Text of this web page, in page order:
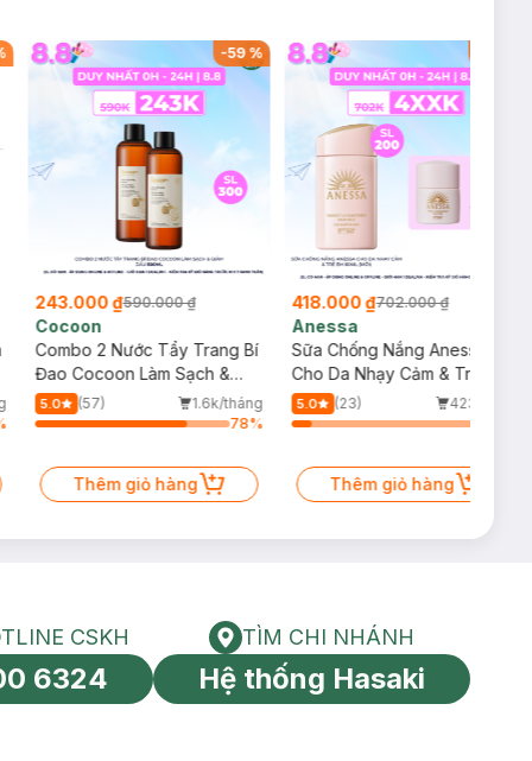
-59%
243.000 ₫590.000 ₫
Cocoon
Combo 2 Nước Tẩy Trang Bí
Đao Cocoon Làm Sạch &
Giảm Dầu 500ml
5.0 (57)
1.6k/tháng
78%
Thêm giỏ hàng
418.000 ₫702.000 ₫
Anessa
Sữa Chống Nắng Anessa
Cho Da Nhạy Cảm & Trẻ Em
60ml (Mới)
5.0 (23)
423/tháng
Thêm giỏ hàng
toàn cầu
HOTLINE CSKH
CSKH
6324
Tìm chi nhánh
TÌM CHI NHÁNH
Hệ thống Hasaki